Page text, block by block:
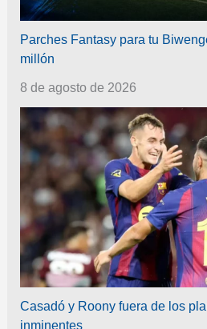
Parches Fantasy para tu
millón
8 de agosto de 2026
Casadó y Roony fuera de los
inminentes